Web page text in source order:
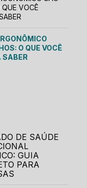
QUE VOCÊ
O QUE VOCÊ
SABER
GUIA
PARA